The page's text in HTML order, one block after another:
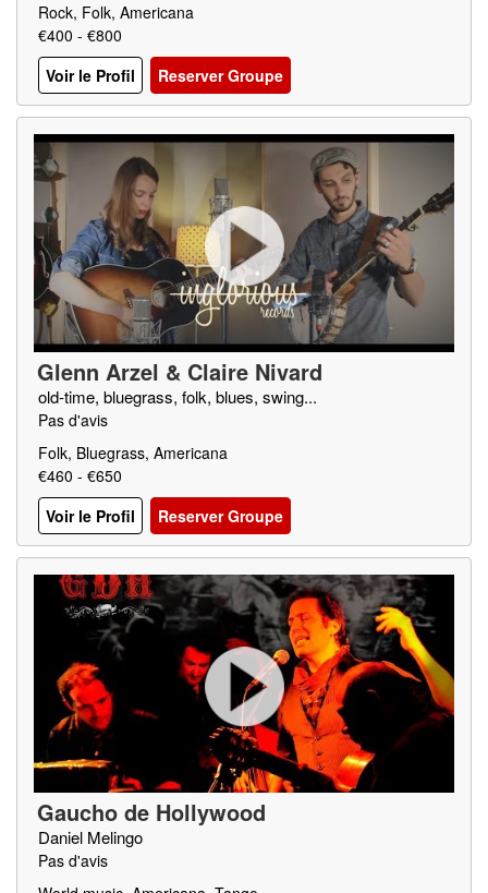
Rock, Folk, Americana
€400 - €800
Voir le Profil
Reserver Groupe
Glenn Arzel & Claire Nivard
old-time, bluegrass, folk, blues, swing...
Pas d'avis
Folk, Bluegrass, Americana
€460 - €650
Voir le Profil
Reserver Groupe
Gaucho de Hollywood
Daniel Melingo
Pas d'avis